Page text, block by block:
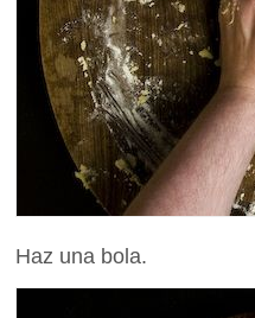
Haz una bola.